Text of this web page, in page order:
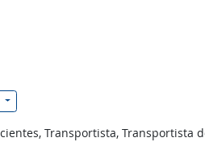
Transportista, Transportista